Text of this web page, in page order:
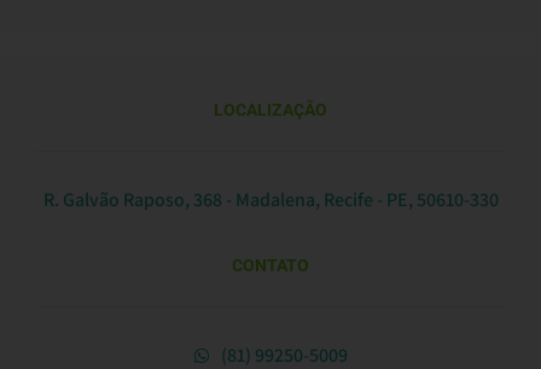
LOCALIZAÇÃO
R. Galvão Raposo, 368 - Madalena, Recife - PE, 50610-330
CONTATO
(81) 99250-5009